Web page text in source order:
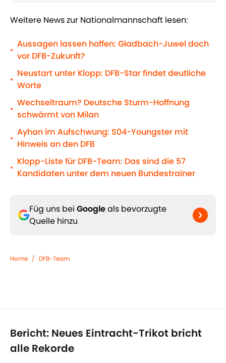
Weitere News zur Nationalmannschaft lesen:
•
Aussagen lassen hoffen: Gladbach-Juwel doch
vor DFB-Zukunft?
•
Neustart unter Klopp: DFB-Star findet deutliche
Worte
•
Wechseltraum? Deutsche Sturm-Hoffnung
schwärmt von Milan
•
Ayhan im Aufschwung: S04-Youngster mit
Hinweis an den DFB
•
Klopp-Liste für DFB-Team: Das sind die 57
Kandidaten unter dem neuen Bundestrainer
Füg uns bei Googleals bevorzugte
Quelle hinzu
Home / DFB-Team
Bericht: Neues Eintracht-Trikot bricht
alle Rekorde